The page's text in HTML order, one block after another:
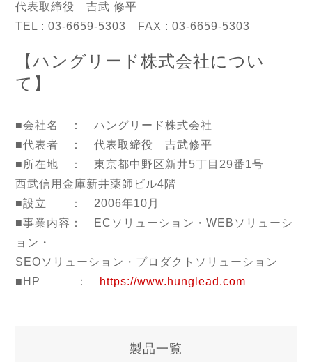
代表取締役 吉武 修平
TEL : 03-6659-5303 FAX : 03-6659-5303
【ハングリード株式会社につい
て】
■会社名 ： ハングリード株式会社
■代表者 ： 代表取締役 吉武修平
■所在地 ： 東京都中野区新井5丁目29番1号
西武信用金庫新井薬師ビル4階
■設立 ： 2006年10月
■事業内容： ECソリューション・WEBソリューシ
ョン・
SEOソリューション・プロダクトソリューション
■HP ： https://www.hunglead.com
製品一覧